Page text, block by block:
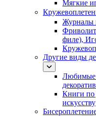
Мягкие
Журналы
филе),
Другие виды
Любимые
Книги по
искусству